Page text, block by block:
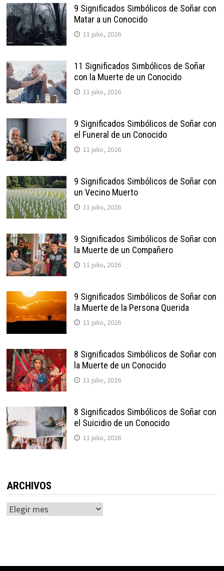
9 Significados Simbólicos de Soñar con
Matar a un Conocido
11 julio, 2026
11 Significados Simbólicos de Soñar
con la Muerte de un Conocido
11 julio, 2026
9 Significados Simbólicos de Soñar con
el Funeral de un Conocido
11 julio, 2026
9 Significados Simbólicos de Soñar con
un Vecino Muerto
11 julio, 2026
9 Significados Simbólicos de Soñar con
la Muerte de un Compañero
11 julio, 2026
9 Significados Simbólicos de Soñar con
la Muerte de la Persona Querida
11 julio, 2026
8 Significados Simbólicos de Soñar con
la Muerte de un Conocido
11 julio, 2026
8 Significados Simbólicos de Soñar con
el Suicidio de un Conocido
11 julio, 2026
ARCHIVOS
Archivos